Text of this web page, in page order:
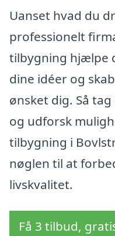
Uanset hvad du
professionelt
tilbygning hjælpe
dine idéer og
ønsket dig. Så
og udforsk
tilbygning i
nøglen til at
livskvalitet.
Få 3 tilbud,